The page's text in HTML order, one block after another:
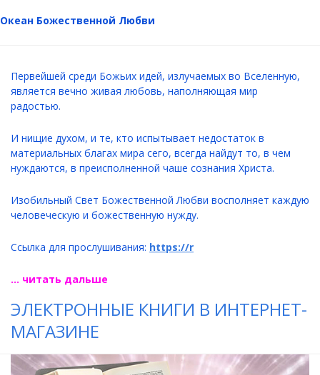
Океан Божественной Любви
Первейшей среди Божьих идей, излучаемых во Вселенную,
является вечно живая любовь, наполняющая мир
радостью.
И нищие духом, и те, кто испытывает недостаток в
материальных благах мира сего, всегда найдут то, в чем
нуждаются, в преисполненной чаше сознания Христа.
Изобильный Свет Божественной Любви восполняет каждую
человеческую и божественную нужду.
Ссылка для прослушивания: https://r
... читать дальше
ЭЛЕКТРОННЫЕ КНИГИ В ИНТЕРНЕТ-
МАГАЗИНЕ